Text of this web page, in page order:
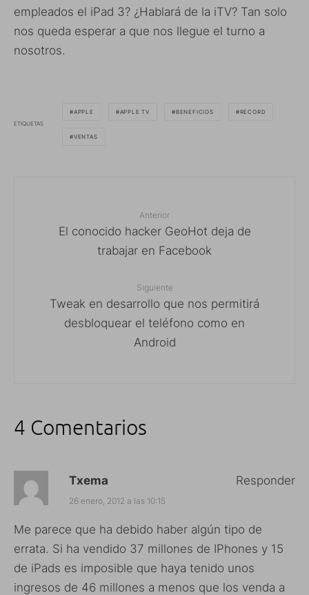
empleados el iPad 3? ¿Hablará de la iTV? Tan solo
nos queda esperar a que nos llegue el turno a
nosotros.
ETIQUETAS
APPLE APPLE TV BENEFICIOS RECORD
VENTAS
Anterior
El conocido hacker GeoHot deja de
trabajar en Facebook
Siguiente
Tweak en desarrollo que nos permitirá
desbloquear el teléfono como en
Android
4 Comentarios
Txema
26 enero, 2012 a las 10:15
Me parece que ha debido haber algún tipo de
errata. Si ha vendido 37 millones de IPhones y 15
de iPads es imposible que haya tenido unos
ingresos de 46 millones a menos que los venda a
Responder